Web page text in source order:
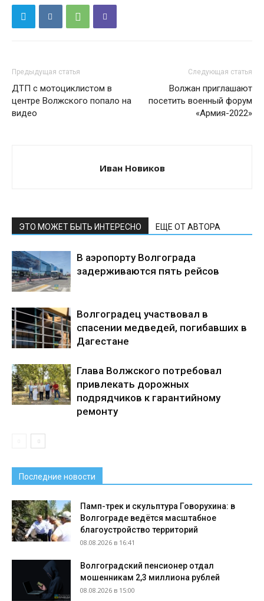
Предыдущая статья
ДТП с мотоциклистом в
центре Волжского попало на
видео
Следующая статья
Волжан приглашают
посетить военный форум
«Армия-2022»
Иван Новиков
ЭТО МОЖЕТ БЫТЬ ИНТЕРЕСНО ЕЩЕ ОТ АВТОРА
В аэропорту Волгограда
задерживаются пять рейсов
Волгоградец участвовал в
спасении медведей, погибавших в
Дагестане
Глава Волжского потребовал
привлекать дорожных
подрядчиков к гарантийному
ремонту
Последние новости
Памп-трек и скульптура Говорухина: в
Волгограде ведётся масштабное
благоустройство территорий
08.08.2026 в 16:41
Волгоградский пенсионер отдал
мошенникам 2,3 миллиона рублей
08.08.2026 в 15:00